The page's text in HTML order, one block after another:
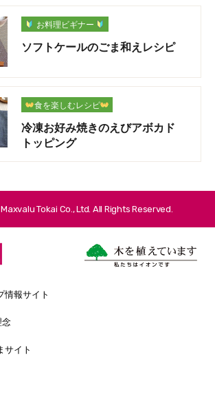
お料理ビギナー
ソフトケールのごま和えレシピ
食を楽しむレシピ
冷凍お好み焼きのえびアボカド
トッピング
Tokai Co., Ltd. All Rights Reserved.
情報サイト
念
サイト